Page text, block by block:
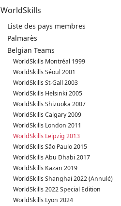
WorldSkills
Liste des pays membres
Palmarès
Belgian Teams
WorldSkills Montréal 1999
WorldSkills Séoul 2001
WorldSkills St-Gall 2003
WorldSkills Helsinki 2005
WorldSkills Shizuoka 2007
WorldSkills Calgary 2009
WorldSkills London 2011
WorldSkills Leipzig 2013
WorldSkills São Paulo 2015
WorldSkills Abu Dhabi 2017
WorldSkills Kazan 2019
WorldSkills Shanghai 2022 (Annulé)
WorldSkills 2022 Special Edition
WorldSkills Lyon 2024